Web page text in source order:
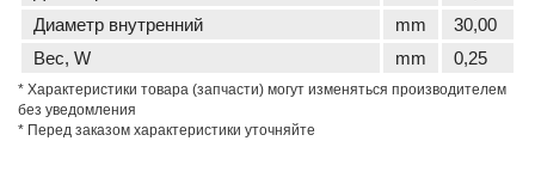
Диаметр внутренний
mm
30,00
Вес, W
mm 0,25
* Характеристики товара (запчасти) могут изменяться производителем
без уведомления
* Перед заказом характеристики уточняйте